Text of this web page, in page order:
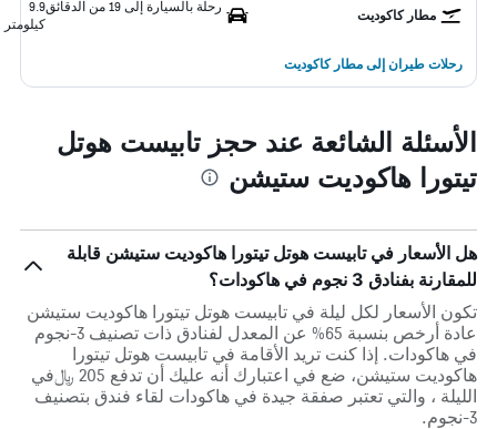
مطار كاكوديت
رحلة بالسيارة إلى 19 من الدقائق
9.9
كيلومتر
رحلات طيران إلى مطار كاكوديت
الأسئلة الشائعة عند حجز تابيست هوتل
تيتورا هاكوديت ستيشن
هل الأسعار في تابيست هوتل تيتورا هاكوديت ستيشن قابلة
للمقارنة بفنادق 3 نجوم في هاكودات؟
تكون الأسعار لكل ليلة في تابيست هوتل تيتورا هاكوديت ستيشن
عادة أرخص بنسبة 65% عن المعدل لفنادق ذات تصنيف 3-نجوم
في هاكودات. إذا كنت تريد الأقامة في تابيست هوتل تيتورا
هاكوديت ستيشن، ضع في اعتبارك أنه عليك أن تدفع 205 ﷼في
الليلة ، والتي تعتبر صفقة جيدة في هاكودات لقاء فندق بتصنيف
3-نجوم.